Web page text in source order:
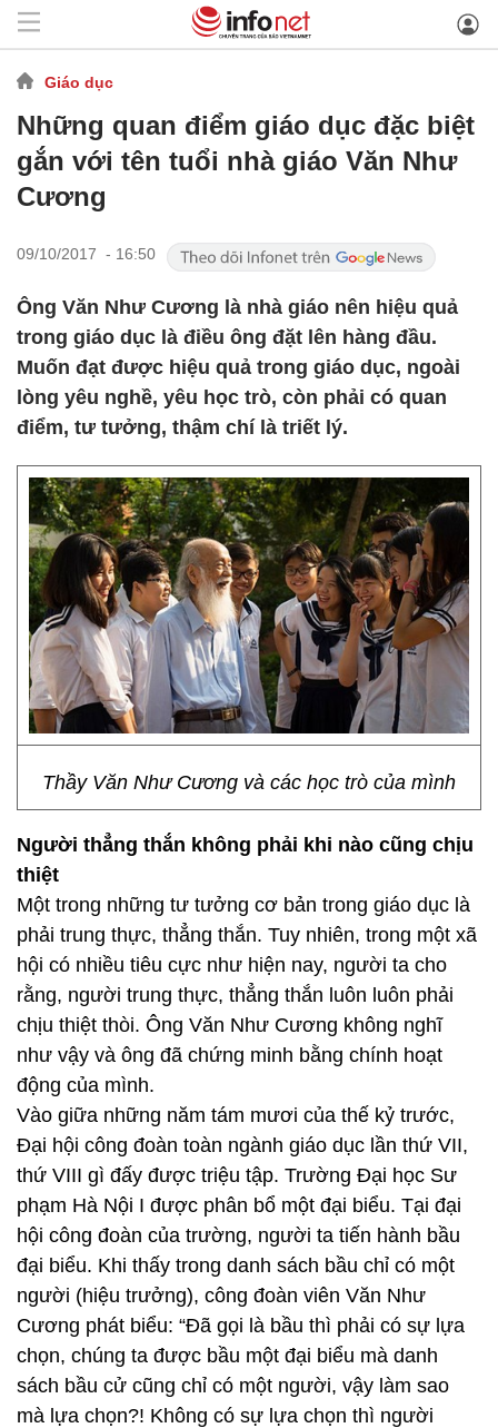
Giáo dục
Những quan điểm giáo dục đặc biệt
gắn với tên tuổi nhà giáo Văn Như
Cương
09/10/2017 - 16:50
Ông Văn Như Cương là nhà giáo nên hiệu quả
trong giáo dục là điều ông đặt lên hàng đầu.
Muốn đạt được hiệu quả trong giáo dục, ngoài
lòng yêu nghề, yêu học trò, còn phải có quan
điểm, tư tưởng, thậm chí là triết lý.
Thầy Văn Như Cương và các học trò của mình
Người thẳng thắn không phải khi nào cũng chịu
thiệt
Một trong những tư tưởng cơ bản trong giáo dục là
phải trung thực, thẳng thắn. Tuy nhiên, trong một xã
hội có nhiều tiêu cực như hiện nay, người ta cho
rằng, người trung thực, thẳng thắn luôn luôn phải
chịu thiệt thòi. Ông Văn Như Cương không nghĩ
như vậy và ông đã chứng minh bằng chính hoạt
động của mình.
Vào giữa những năm tám mươi của thế kỷ trước,
Đại hội công đoàn toàn ngành giáo dục lần thứ VII,
thứ VIII gì đấy được triệu tập. Trường Đại học Sư
phạm Hà Nội I được phân bổ một đại biểu. Tại đại
hội công đoàn của trường, người ta tiến hành bầu
đại biểu. Khi thấy trong danh sách bầu chỉ có một
người (hiệu trưởng), công đoàn viên Văn Như
Cương phát biểu: “Đã gọi là bầu thì phải có sự lựa
chọn, chúng ta được bầu một đại biểu mà danh
sách bầu cử cũng chỉ có một người, vậy làm sao
mà lựa chọn?! Không có sự lựa chọn thì người